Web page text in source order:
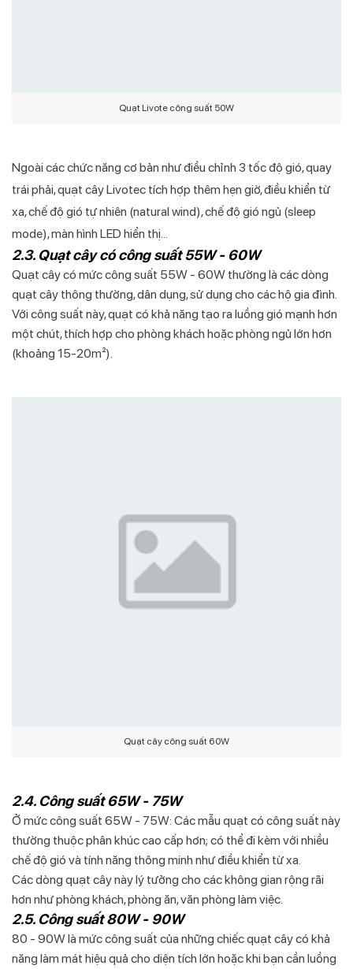
Quạt Livote công suất 50W
Ngoài các chức năng cơ bản như điều chỉnh 3 tốc độ gió, quay
trái phải, quạt cây Livotec tích hợp thêm hẹn giờ, điều khiển từ
xa, chế độ gió tự nhiên (natural wind), chế độ gió ngủ (sleep
mode), màn hình LED hiển thị...
2.3. Quạt cây có công suất 55W - 60W
Quạt cây có mức công suất 55W - 60W thường là các dòng
quạt cây thông thường, dân dụng, sử dụng cho các hộ gia đình.
Với công suất này, quạt có khả năng tạo ra luồng gió mạnh hơn
một chút, thích hợp cho phòng khách hoặc phòng ngủ lớn hơn
(khoảng 15-20m²).
Quạt cây công suất 60W
2.4. Công suất 65W - 75W
Ở mức công suất 65W - 75W: Các mẫu quạt có công suất này
thường thuộc phân khúc cao cấp hơn; có thể đi kèm với nhiều
chế độ gió và tính năng thông minh như điều khiển từ xa.
Các dòng quạt cây này lý tưởng cho các không gian rộng rãi
hơn như phòng khách, phòng ăn, văn phòng làm việc.
2.5. Công suất 80W - 90W
80 - 90W là mức công suất của những chiếc quạt cây có khả
năng làm mát hiệu quả cho diện tích lớn hoặc khi bạn cần luồng